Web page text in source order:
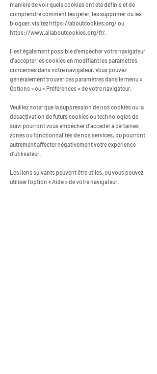
manière de voir quels cookies ont été définis et de
comprendre comment les gérer, les supprimer ou les
bloquer, visitezhttps://aboutcookies.org/ou
https://www.allaboutcookies.org/fr/.
Il est également possible d'empêcher votre navigateur
d'accepter les cookies en modifiant les paramètres
concernés dans votre navigateur. Vous pouvez
généralement trouver ces paramètres dans le menu «
Options » ou « Préférences » de votre navigateur.
Veuillez noter que la suppression de nos cookies ou la
désactivation de futurs cookies ou technologies de
suivi pourront vous empêcher d'accéder à certaines
zones ou fonctionnalités de nos services, ou pourront
autrement affecter négativement votre expérience
d'utilisateur.
Les liens suivants peuvent être utiles, ou vous pouvez
utiliser l'option « Aide » de votre navigateur.